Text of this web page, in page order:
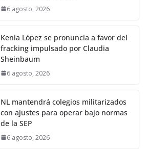
6 agosto, 2026
Kenia López se pronuncia a favor del
fracking impulsado por Claudia
Sheinbaum
6 agosto, 2026
NL mantendrá colegios militarizados
con ajustes para operar bajo normas
de la SEP
6 agosto, 2026